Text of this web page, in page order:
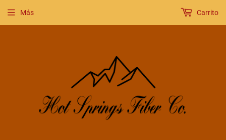
Más Carrito